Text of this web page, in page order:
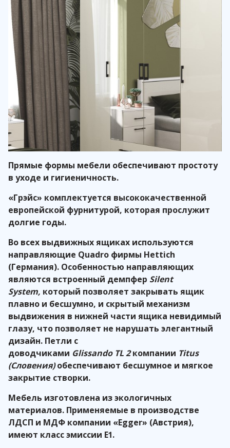
Прямые формы мебели обеспечивают простоту
в уходе и гигиеничность.
«Грэйс» комплектуется высококачественной
европейской фурнитурой, которая прослужит
долгие годы.
Во всех выдвижных ящиках используются
направляющие Quadro фирмы Hettich
(Германия). Особенностью направляющих
являются встроенный демпфер Silent
System, который позволяет закрывать ящик
плавно и бесшумно, и скрытый механизм
выдвижения в нижней части ящика невидимый
глазу, что позволяет не нарушать элегантный
дизайн. Петли с
доводчиками Glissando TL2компании Titus
(Словения)обеспечивают бесшумное и мягкое
закрытие створки.
Мебель изготовлена из экологичных
материалов. Применяемые в производстве
ЛДСП и МДФ компании «Egger» (Австрия),
имеют класс эмиссии Е1.